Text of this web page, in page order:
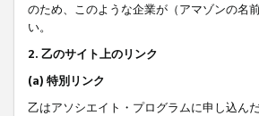
のため、このような企業が（アマゾンの名
い。
2. 乙のサイト上のリンク
(a) 特別リンク
乙はアソシエイト・プログラムに申し込ん